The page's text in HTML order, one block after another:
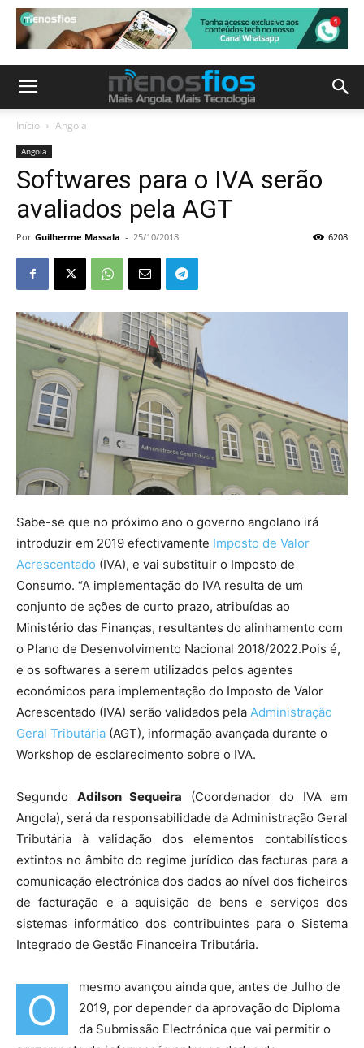
Início Angola
Angola
Softwares para o IVA serão
avaliados pela AGT
Por Guilherme Massala - 25/10/2018 6208
Sabe-se que no próximo ano o governo angolano irá
introduzir em 2019 efectivamente Imposto de Valor
Acrescentado (IVA), e vai substituir o Imposto de
Consumo. “A implementação do IVA resulta de um
conjunto de ações de curto prazo, atribuídas ao
Ministério das Finanças, resultantes do alinhamento com
o Plano de Desenvolvimento Nacional 2018/2022.Pois é,
e os softwares a serem utilizados pelos agentes
económicos para implementação do Imposto de Valor
Acrescentado (IVA) serão validados pela Administração
Geral Tributária (AGT), informação avançada durante o
Workshop de esclarecimento sobre o IVA.
Segundo Adilson Sequeira (Coordenador do IVA em
Angola), será da responsabilidade da Administração Geral
Tributária à validação dos elementos contabilísticos
extintos no âmbito do regime jurídico das facturas para a
comunicação electrónica dos dados ao nível dos ficheiros
de facturação e a aquisição de bens e serviços dos
sistemas informático dos contribuintes para o Sistema
Integrado de Gestão Financeira Tributária.
O
mesmo avançou ainda que, antes de Julho de
2019, por depender da aprovação do Diploma
da Submissão Electrónica que vai permitir o